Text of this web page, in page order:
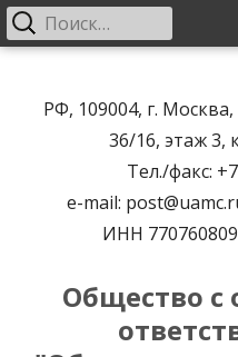
содержимому
РФ, 109004, г.
36/16, этаж 3,
Тел./факс:
e-mail:
ИНН
Общество с
Основное
Найти: